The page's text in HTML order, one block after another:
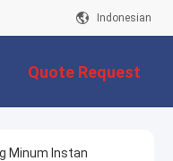
Indonesian
Quote Request
Minum Instan